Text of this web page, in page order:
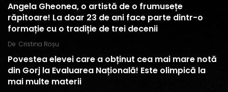
Angela Gheonea, o artistă de o frumusețe
răpitoare! La doar 23 de ani face parte dintr-o
formație cu o tradiție de trei decenii
De Cristina Roșu
Povestea elevei care a obținut cea mai mare notă
din Gorj la Evaluarea Națională! Este olimpică la
mai multe materii